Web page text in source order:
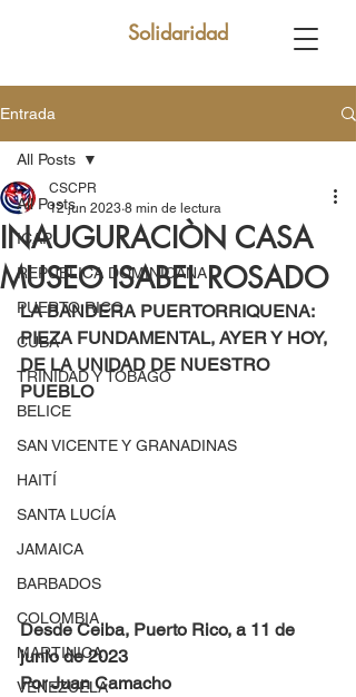
Solidaridad
Entrada
All Posts
ICAP
REPUBLICA DOMINICANA
PUERTO RICO
CUBA
TRINIDAD Y TOBAGO
BELICE
SAN VICENTE Y GRANADINAS
HAITÍ
SANTA LUCÍA
JAMAICA
BARBADOS
COLOMBIA
MARTINICA
VENEZUELA
All Posts
INAUGURACIÒN CASA
MUSEO ISABEL ROSADO
CSCPR
12 jun 2023 8 min de lectura
LA BANDERA PUERTORRIQUENA:
PIEZA FUNDAMENTAL, AYER Y HOY,
DE LA UNIDAD DE NUESTRO
PUEBLO
Desde Ceiba, Puerto Rico, a 11 de
junio de 2023
Por Juan Camacho